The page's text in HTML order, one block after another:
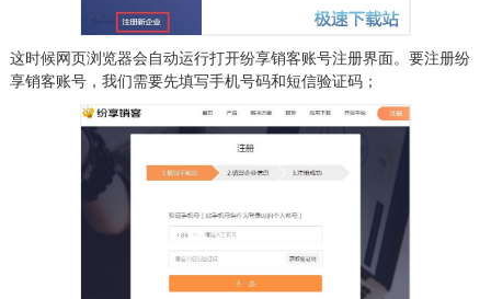
这时候网页浏览器会自动运行打开纷享销客账号注册界面。要注册纷
享销客账号，我们需要先填写手机号码和短信验证码；